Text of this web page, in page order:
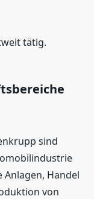
tätig.
sind
Handel
von